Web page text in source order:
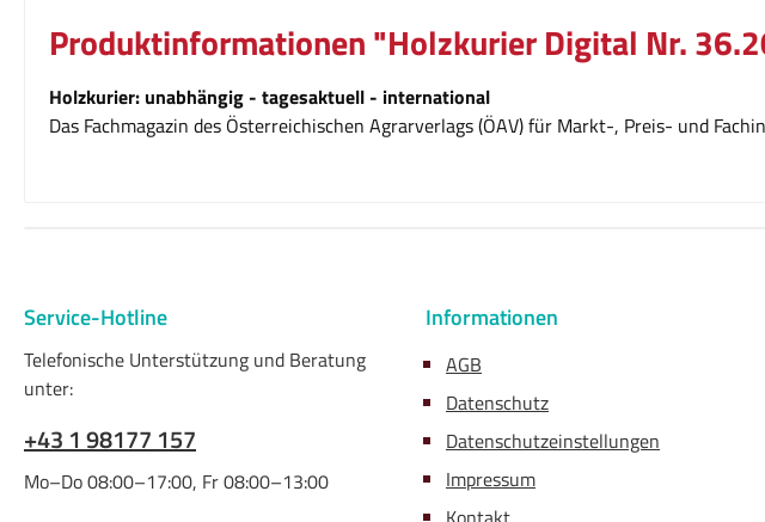
Produktinformationen "Holzkurier Digital Nr.
Holzkurier: unabhängig - tagesaktuell - international
Das Fachmagazin des Österreichischen Agrarverlags (ÖAV) für Markt-, Preis- und
Service-Hotline
Telefonische Unterstützung und Beratung
unter:
+43 1 98177 157
Mo–Do 08:00–17:00, Fr 08:00–13:00
Informationen
AGB
Datenschutz
Datenschutzeinstellungen
Impressum